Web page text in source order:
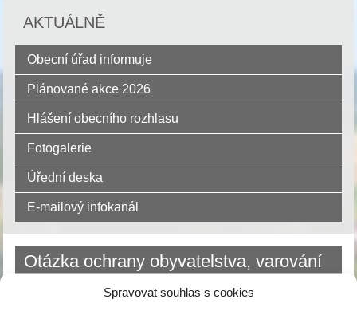
Spravovat souhlas s cookies
AKTUÁLNĚ
Obecní úřad informuje
Plánované akce 2026
Hlášení obecního rozhlasu
Fotogalerie
Úřední deska
E-mailový infokanál
Otázka ochrany obyvatelstva, varování